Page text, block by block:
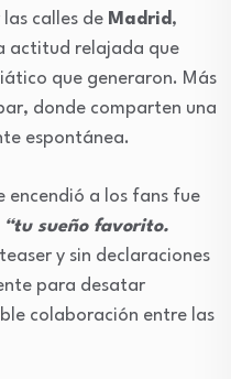
calles de Madrid ,
actitud relajada que
que generaron. Más
donde comparten una
espontánea.
encendió a los fans fue
“tu sueño favorito.
y sin declaraciones
para desatar
colaboración entre las